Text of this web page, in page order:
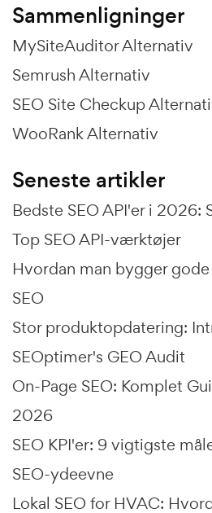
Sammenligninger
MySiteAuditor Alternativ
Semrush Alternativ
SEO Site Checkup
WooRank Alternativ
Seneste artikler
Bedste SEO API'er i 2026:
Top SEO API-værktøjer
Hvordan man bygger
SEO
Stor produktopdatering:
SEOptimer's GEO Audit
On-Page SEO: Komplet
2026
SEO KPI'er: 9 vigtigste
SEO-ydeevne
Lokal SEO for HVAC: